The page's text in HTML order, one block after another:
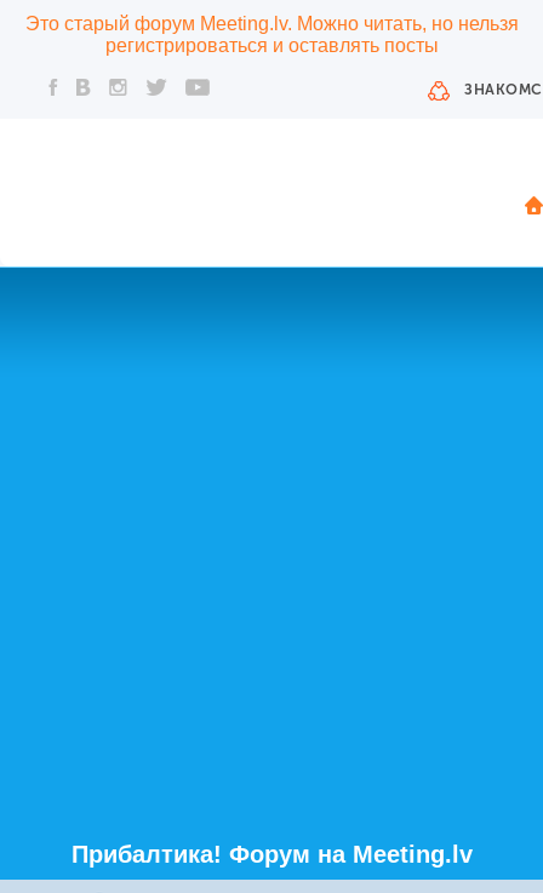
Это старый форум Meeting.lv. Можно читать, но нельзя
регистрироваться и оставлять посты
Прибалтика! Форум на Meeting.lv